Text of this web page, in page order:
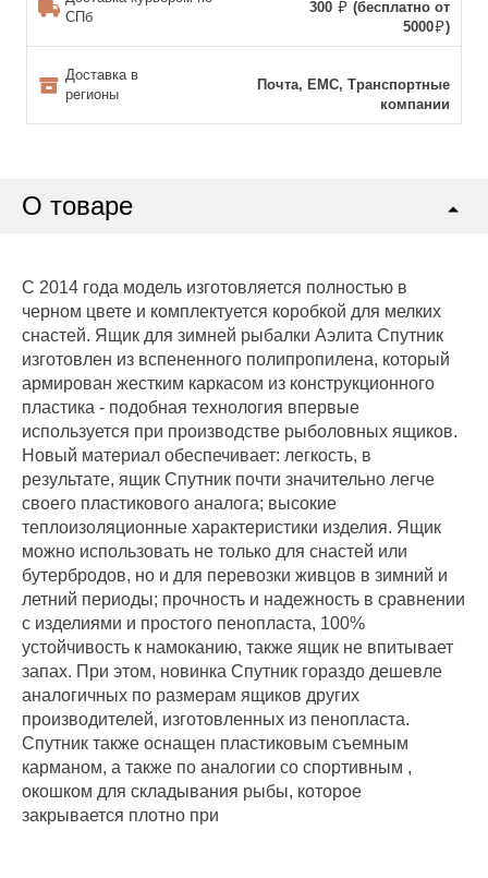
СПб
300
(бесплатно от
5000
)
Доставка в
регионы
Почта, ЕМС, Транспортные
компании
О товаре
С 2014 года модель изготовляется полностью в
черном цвете и комплектуется коробкой для мелких
снастей. Ящик для зимней рыбалки Аэлита Спутник
изготовлен из вспененного полипропилена, который
армирован жестким каркасом из конструкционного
пластика - подобная технология впервые
используется при производстве рыболовных ящиков.
Новый материал обеспечивает: легкость, в
результате, ящик Спутник почти значительно легче
своего пластикового аналога; высокие
теплоизоляционные характеристики изделия. Ящик
можно использовать не только для снастей или
бутербродов, но и для перевозки живцов в зимний и
летний периоды; прочность и надежность в сравнении
с изделиями и простого пенопласта, 100%
устойчивость к намоканию, также ящик не впитывает
запах. При этом, новинка Спутник гораздо дешевле
аналогичных по размерам ящиков других
производителей, изготовленных из пенопласта.
Спутник также оснащен пластиковым съемным
карманом, а также по аналогии со спортивным ,
окошком для складывания рыбы, которое
закрывается плотно при